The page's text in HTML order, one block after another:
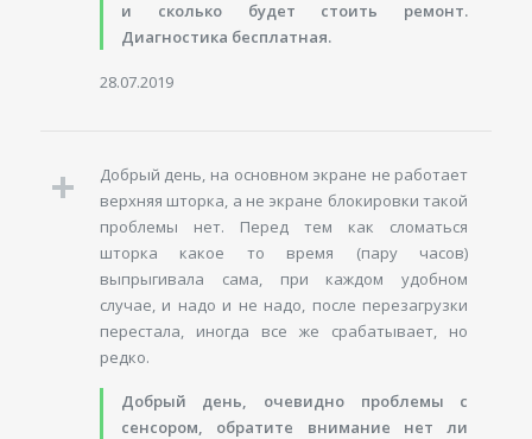
и сколько будет стоить ремонт.
Диагностика бесплатная.
28.07.2019
Добрый день, на основном экране не работает
верхняя шторка, а не экране блокировки такой
проблемы нет. Перед тем как сломаться
шторка какое то время (пару часов)
выпрыгивала сама, при каждом удобном
случае, и надо и не надо, после перезагрузки
перестала, иногда все же срабатывает, но
редко.
Добрый день, очевидно проблемы с
сенсором, обратите внимание нет ли